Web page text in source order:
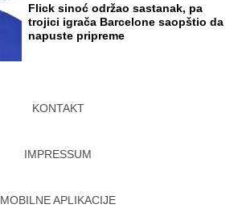
Flick sinoć održao sastanak, pa
trojici igrača Barcelone saopštio da
napuste pripreme
KONTAKT
IMPRESSUM
MOBILNE APLIKACIJE